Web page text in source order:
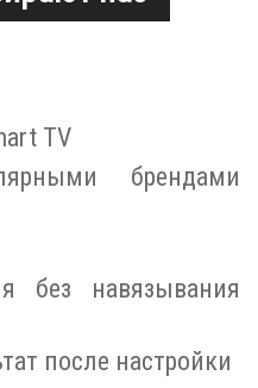
TV
брендами
без навязывания
после настройки